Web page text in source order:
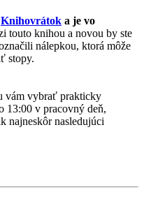
Knihovrátok a je vo
touto knihou a novou by ste
nálepkou, ktorá môže
stopy.
vám vybrať prakticky
13:00 v pracovný deň,
najneskôr nasledujúci